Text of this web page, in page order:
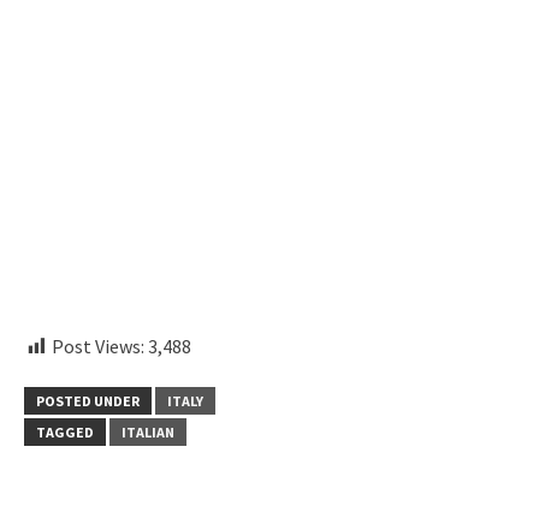
Post Views: 3,488
POSTED UNDER
ITALY
TAGGED
ITALIAN